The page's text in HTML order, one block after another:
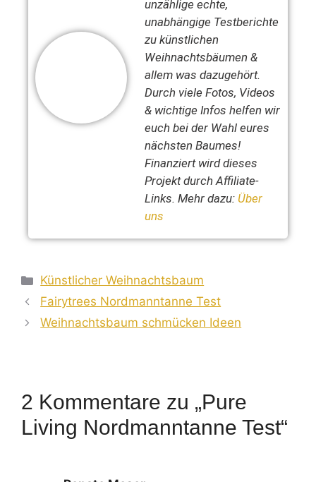
unzählige echte,
unabhängige Testberichte
zu künstlichen
Weihnachtsbäumen &
allem was dazugehört.
Durch viele Fotos, Videos
& wichtige Infos helfen wir
euch bei der Wahl eures
nächsten Baumes!
Finanziert wird dieses
Projekt durch Affiliate-
Links. Mehr dazu: Über
uns
Künstlicher Weihnachtsbaum
Fairytrees Nordmanntanne Test
Weihnachtsbaum schmücken Ideen
2 Kommentare zu „Pure
Living Nordmanntanne Test“